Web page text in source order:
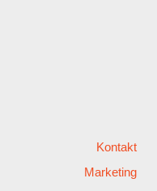
Kontakt
Marketing